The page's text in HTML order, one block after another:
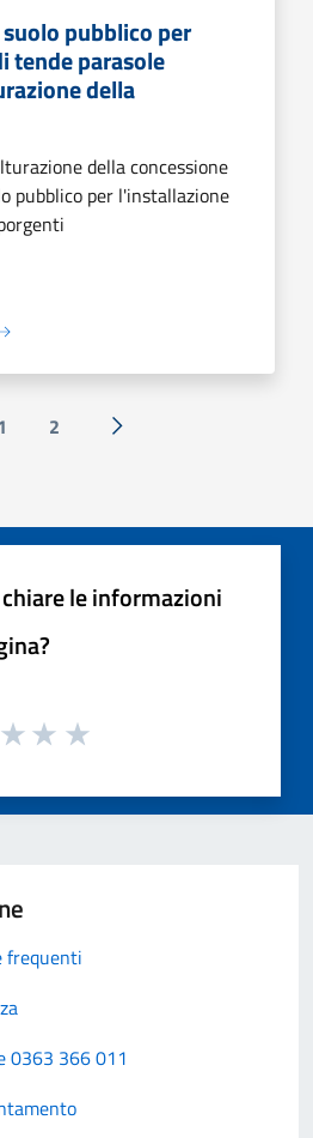
pubblico per
tende parasole
della
della concessione
pubblico per l'installazione
2 Successiva »
le informazioni
frequenti
0363 366 011